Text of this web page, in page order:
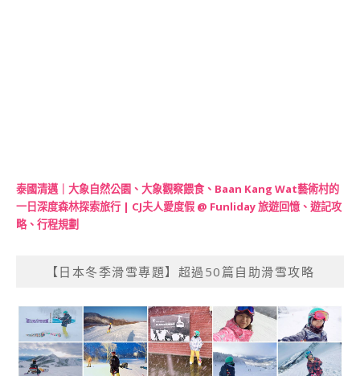
泰國清邁｜大象自然公園、大象觀察餵食、Baan Kang Wat藝術村的
一日深度森林探索旅行 | CJ夫人愛度假 @ Funliday 旅遊回憶、遊記攻
略、行程規劃
【日本冬季滑雪專題】超過50篇自助滑雪攻略